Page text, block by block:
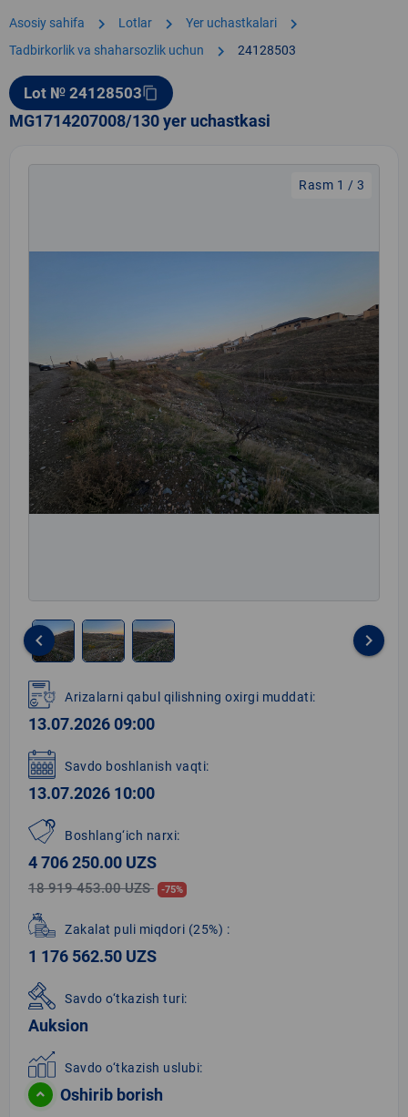
Asosiy sahifa chevron_right Lotlar chevron_right Yer uchastkalari chevron_right
Tadbirkorlik va shaharsozlik uchun chevron_right 24128503
Lot № 24128503content_copy
MG1714207008/130 yer uchastkasi
Rasm 1 / 3
1
of
3
keyboard_arrow_left keyboard_arrow_right
Arizalarni qabul qilishning oxirgi muddati:
13.07.2026 09:00
Savdo boshlanish vaqti:
13.07.2026 10:00
Boshlang‘ich narxi:
4 706 250.00 UZS
18 919 453.00 UZS -75%
Zakalat puli miqdori (25%) :
1 176 562.50 UZS
Savdo o‘tkazish turi:
Auksion
Savdo o‘tkazish uslubi:
Oshirib borish